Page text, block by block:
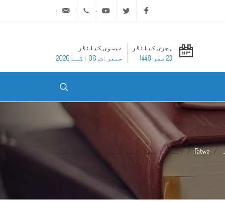
Facebook
Twitter
Youtube
ہجری کیلنڈر
23 صفر 1448
عیسوی کیلنڈر
جمعرات, 06 اگست 2026
Fatwa رمضان المبارک کے چھوٹے ہوۓ روزوں کی...